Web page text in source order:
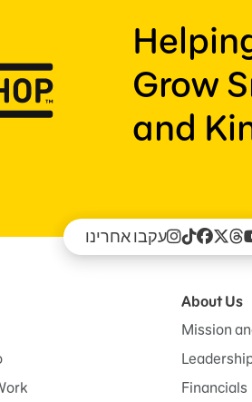
Grow
and
עקבו אחרינו
About Us
Mission
Financials